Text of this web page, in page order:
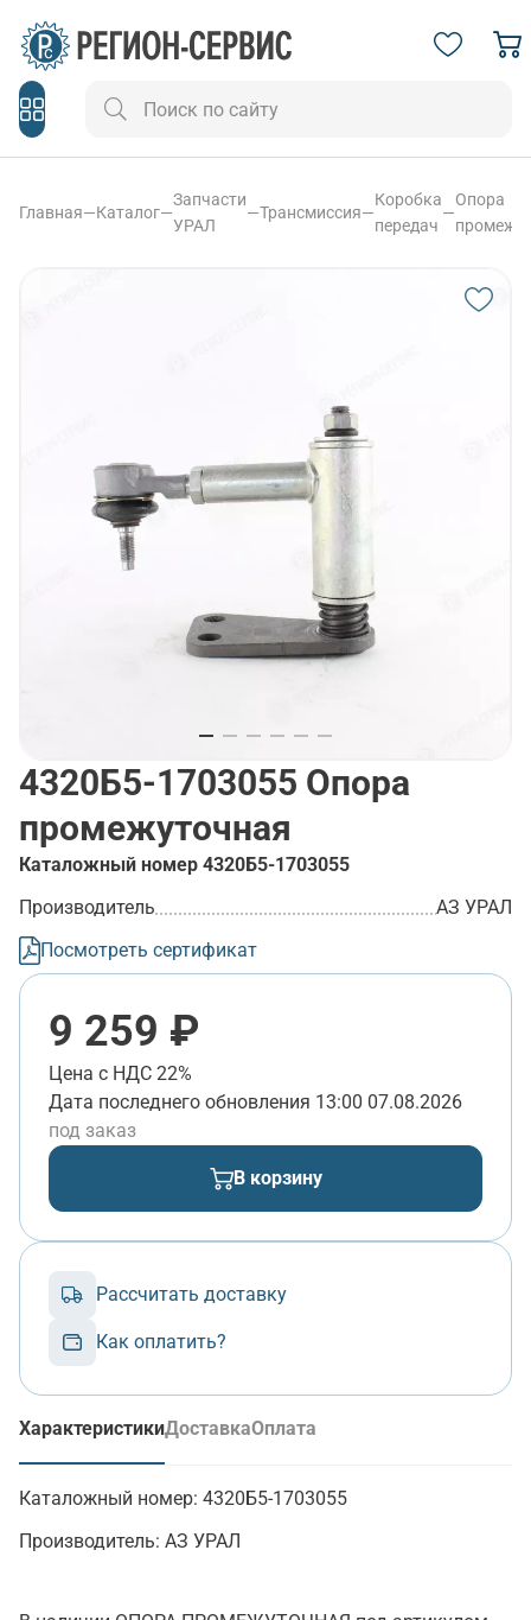
Главная—Каталог—
Запчасти
УРАЛ
—Трансмиссия—
Коробка
передач
—
Опора
4320Б5-1703055 Опора
промежуточная
Каталожный номер 4320Б5-1703055
Производитель
АЗ УРАЛ
Посмотреть сертификат
9 259 ₽
Цена с НДС 22%
Дата последнего обновления 13:00 07.08.2026
под заказ
В корзину
Рассчитать доставку
Как оплатить?
Характеристики
(активная вкладка)
ДоставкаОплата
Каталожный номер: 4320Б5-1703055
Производитель: АЗ УРАЛ